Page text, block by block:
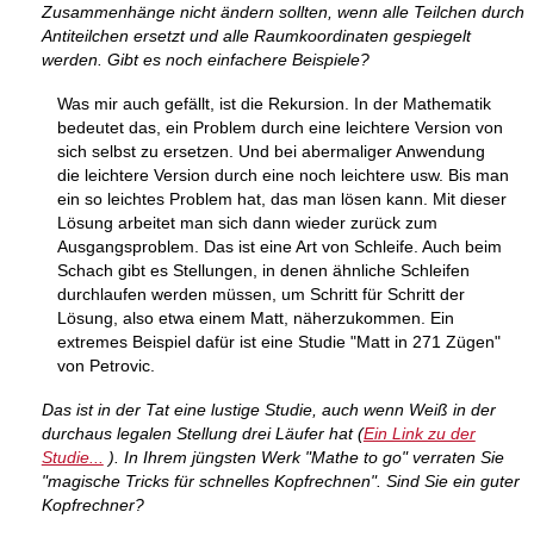
Zusammenhänge nicht ändern sollten, wenn alle Teilchen durch
Antiteilchen ersetzt und alle Raumkoordinaten gespiegelt
werden. Gibt es noch einfachere Beispiele?
Was mir auch gefällt, ist die Rekursion. In der Mathematik
bedeutet das, ein Problem durch eine leichtere Version von
sich selbst zu ersetzen. Und bei abermaliger Anwendung
die leichtere Version durch eine noch leichtere usw. Bis man
ein so leichtes Problem hat, das man lösen kann. Mit dieser
Lösung arbeitet man sich dann wieder zurück zum
Ausgangsproblem. Das ist eine Art von Schleife. Auch beim
Schach gibt es Stellungen, in denen ähnliche Schleifen
durchlaufen werden müssen, um Schritt für Schritt der
Lösung, also etwa einem Matt, näherzukommen. Ein
extremes Beispiel dafür ist eine Studie "Matt in 271 Zügen"
von Petrovic.
Das ist in der Tat eine lustige Studie, auch wenn Weiß in der
durchaus legalen Stellung drei Läufer hat (Ein Link zu der
Studie...
). In Ihrem jüngsten Werk "Mathe to go" verraten Sie
"magische Tricks für schnelles Kopfrechnen". Sind Sie ein guter
Kopfrechner?